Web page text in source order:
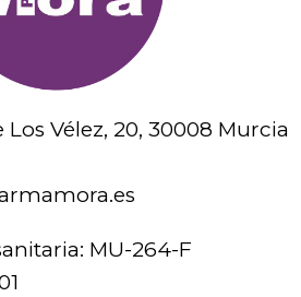
Los Vélez, 20, 30008 Murcia
MU-264-F